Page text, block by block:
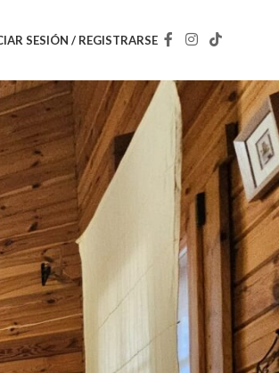
SESIÓN / REGISTRARSE
del Mar: disfruta
playas, casco y